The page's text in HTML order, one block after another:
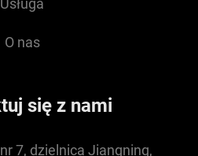
Usługa
O nas
się z nami
7, dzielnica Jiangning,